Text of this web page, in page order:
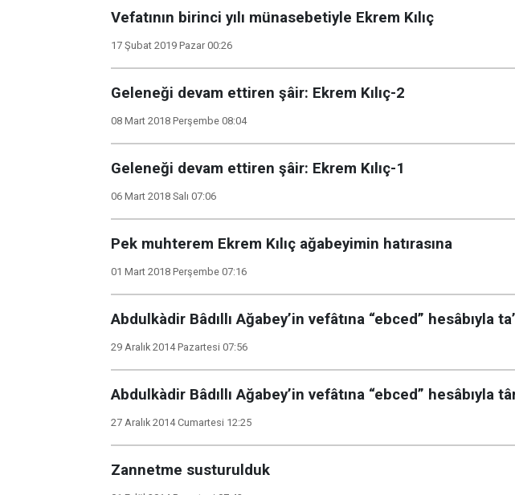
Vefatının birinci yılı münasebetiyle Ekrem Kılıç
17 Şubat 2019 Pazar 00:26
Geleneği devam ettiren şâir: Ekrem Kılıç-2
08 Mart 2018 Perşembe 08:04
Geleneği devam ettiren şâir: Ekrem Kılıç-1
06 Mart 2018 Salı 07:06
Pek muhterem Ekrem Kılıç ağabeyimin hatırasına
01 Mart 2018 Perşembe 07:16
Abdulkàdir Bâdıllı Ağabey’in vefâtına “ebced” hesâbıyla
29 Aralık 2014 Pazartesi 07:56
Abdulkàdir Bâdıllı Ağabey’in vefâtına “ebced” hesâbıyla
27 Aralık 2014 Cumartesi 12:25
Zannetme susturulduk